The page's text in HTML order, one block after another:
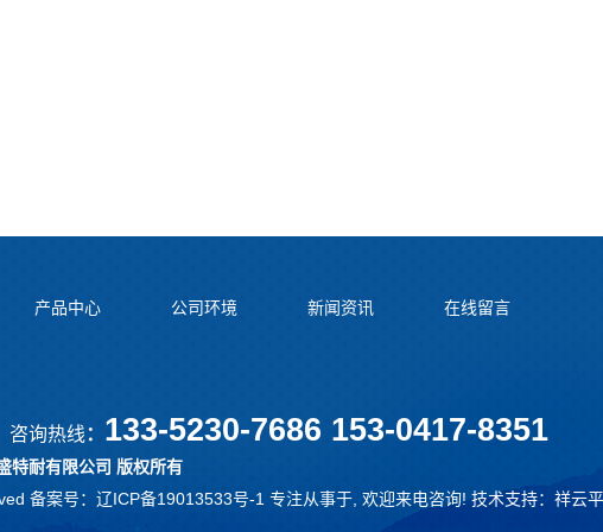
产品中心 公司环境 新闻资讯
在线留言
咨询热线： 133-5230-7686 153-0417-8351
耐有限公司 版权所有
备案号： 辽ICP备19013533号-1 专注从事于, 欢迎来电咨询!技术支持： 祥云